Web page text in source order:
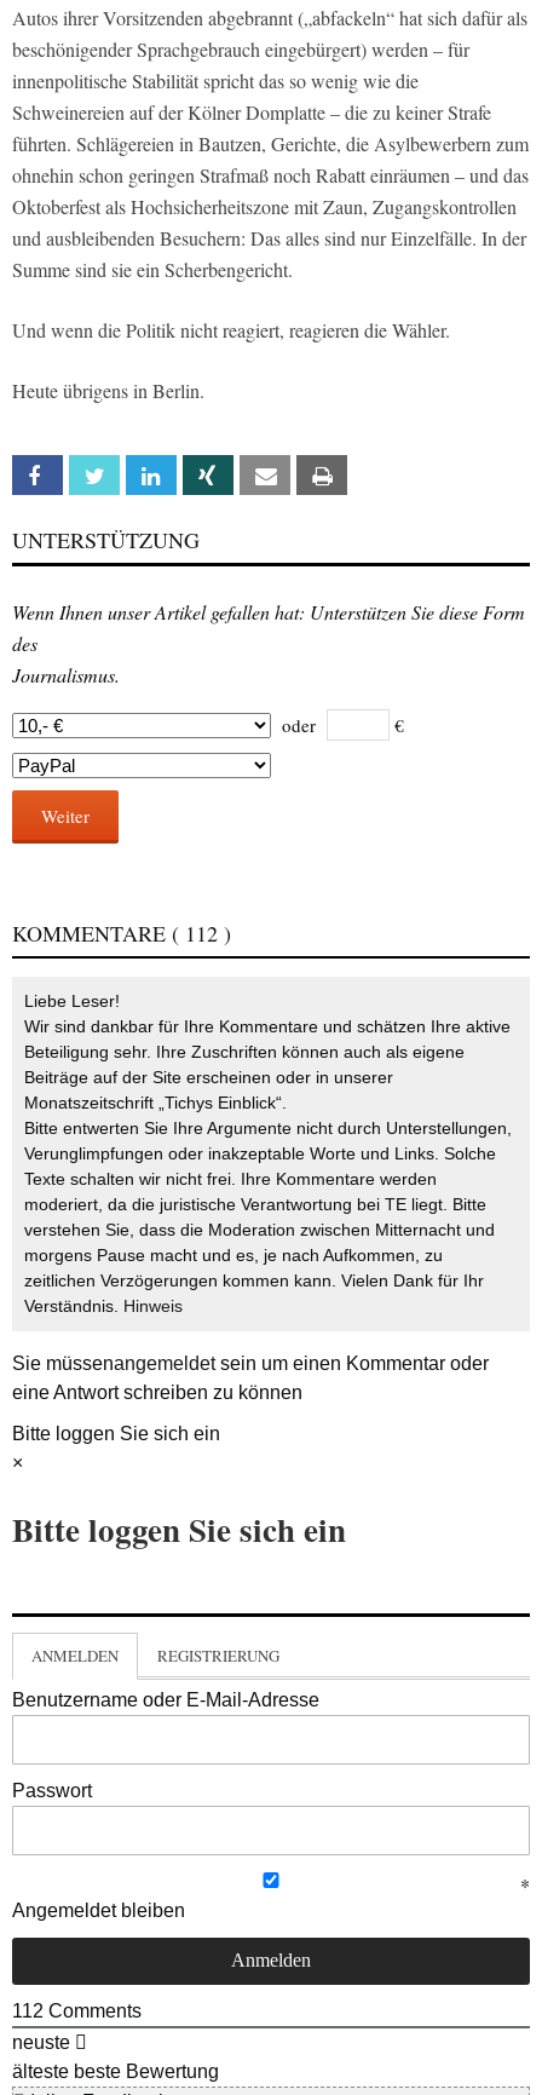
Autos ihrer Vorsitzenden abgebrannt („abfackeln“ hat sich dafür als
beschönigender Sprachgebrauch eingebürgert) werden – für
innenpolitische Stabilität spricht das so wenig wie die
Schweinereien auf der Kölner Domplatte – die zu keiner Strafe
führten. Schlägereien in Bautzen, Gerichte, die Asylbewerbern zum
ohnehin schon geringen Strafmaß noch Rabatt einräumen – und das
Oktoberfest als Hochsicherheitszone mit Zaun, Zugangskontrollen
und ausbleibenden Besuchern: Das alles sind nur Einzelfälle. In der
Summe sind sie ein Scherbengericht.
Und wenn die Politik nicht reagiert, reagieren die Wähler.
Heute übrigens in Berlin.
Facebook Twitter Linkedin Xing Email
UNTERSTÜTZUNG
Wenn Ihnen unser Artikel gefallen hat: Unterstützen Sie diese Form
des
Journalismus.
oder €
Weiter
KOMMENTARE ( 112 )
Liebe Leser!
Wir sind dankbar für Ihre Kommentare und schätzen Ihre aktive
Beteiligung sehr. Ihre Zuschriften können auch als eigene
Beiträge auf der Site erscheinen oder in unserer
Monatszeitschrift „Tichys Einblick“.
Bitte entwerten Sie Ihre Argumente nicht durch Unterstellungen,
Verunglimpfungen oder inakzeptable Worte und Links. Solche
Texte schalten wir nicht frei. Ihre Kommentare werden
moderiert, da die juristische Verantwortung bei TE liegt. Bitte
verstehen Sie, dass die Moderation zwischen Mitternacht und
morgens Pause macht und es, je nach Aufkommen, zu
zeitlichen Verzögerungen kommen kann. Vielen Dank für Ihr
Verständnis. Hinweis
Sie müssenangemeldetsein um einen Kommentar oder
eine Antwort schreiben zu können
Bitte loggen Sie sich ein
×
Bitte loggen Sie sich ein
ANMELDEN REGISTRIERUNG
Benutzername oder E-Mail-Adresse
Passwort
Angemeldet bleiben
112 Comments
neuste
älteste beste Bewertung